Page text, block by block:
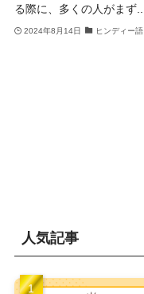
る際に、多くの人がまず...
2024年8月14日 ヒンディー語
人気記事